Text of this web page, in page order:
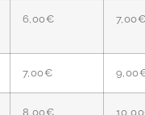
6,00€ 7,00€
7,00€
8,00€